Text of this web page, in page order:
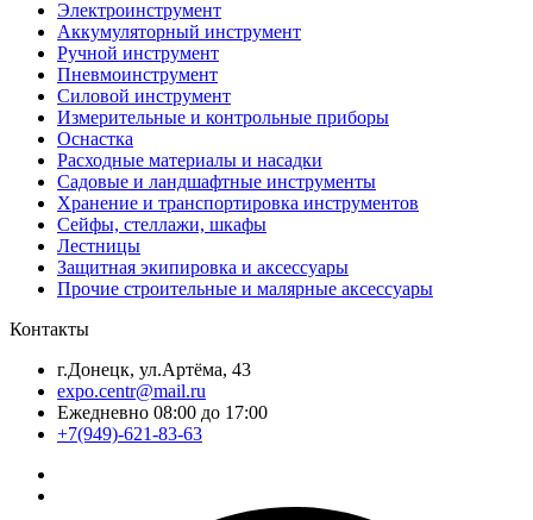
Электроинструмент
Аккумуляторный инструмент
Ручной инструмент
Пневмоинструмент
Силовой инструмент
Измерительные и контрольные приборы
Оснастка
Расходные материалы и насадки
Садовые и ландшафтные инструменты
Хранение и транспортировка инструментов
Сейфы, стеллажи, шкафы
Лестницы
Защитная экипировка и аксессуары
Прочие строительные и малярные аксессуары
Контакты
г.Донецк, ул.Артёма, 43
expo.centr@mail.ru
Ежедневно 08:00 до 17:00
+7(949)-621-83-63